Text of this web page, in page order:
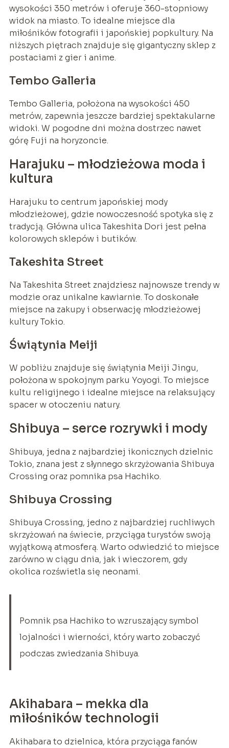
wysokości 350 metrów i oferuje 360-stopniowy
widok na miasto. To idealne miejsce dla
miłośników fotografii i japońskiej popkultury. Na
niższych piętrach znajduje się gigantyczny sklep z
postaciami z gier i anime.
Tembo Galleria
Tembo Galleria, położona na wysokości 450
metrów, zapewnia jeszcze bardziej spektakularne
widoki. W pogodne dni można dostrzec nawet
górę Fuji na horyzoncie.
Harajuku – młodzieżowa moda i
kultura
Harajuku to centrum japońskiej mody
młodzieżowej, gdzie nowoczesność spotyka się z
tradycją. Główna ulica Takeshita Dori jest pełna
kolorowych sklepów i butików.
Takeshita Street
Na Takeshita Street znajdziesz najnowsze trendy w
modzie oraz unikalne kawiarnie. To doskonałe
miejsce na zakupy i obserwację młodzieżowej
kultury Tokio.
Świątynia Meiji
W pobliżu znajduje się świątynia Meiji Jingu,
położona w spokojnym parku Yoyogi. To miejsce
kultu religijnego i idealne miejsce na relaksujący
spacer w otoczeniu natury.
Shibuya – serce rozrywki i mody
Shibuya, jedna z najbardziej ikonicznych dzielnic
Tokio, znana jest z słynnego skrzyżowania Shibuya
Crossing oraz pomnika psa Hachiko.
Shibuya Crossing
Shibuya Crossing, jedno z najbardziej ruchliwych
skrzyżowań na świecie, przyciąga turystów swoją
wyjątkową atmosferą. Warto odwiedzić to miejsce
zarówno w ciągu dnia, jak i wieczorem, gdy
okolica rozświetla się neonami.
Pomnik psa Hachiko to wzruszający symbol
lojalności i wierności, który warto zobaczyć
podczas zwiedzania Shibuya.
Akihabara – mekka dla
miłośników technologii
Akihabara to dzielnica, która przyciąga fanów